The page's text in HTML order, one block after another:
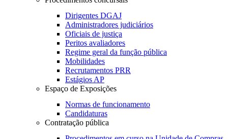
Dirigentes DGAJ
Administradores judiciários
Oficiais de justiça
Peritos avaliadores
Regime geral da função pública
Mobilidades
Recrutamentos PRR
Estágios AP
Espaço de Exposições
Normas de funcionamento
Candidaturas
Contratação pública